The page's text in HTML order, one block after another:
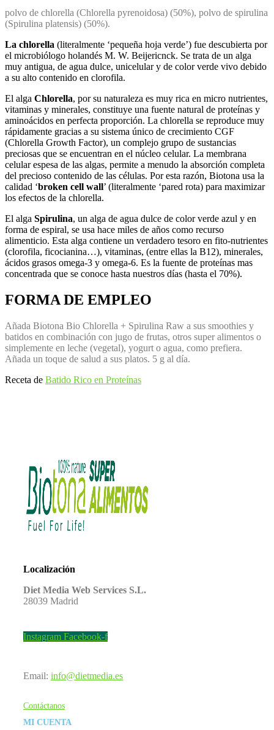
polvo de chlorella (Chlorella pyrenoidosa) (50%), polvo de spirulina
(Spirulina platensis) (50%).
La chlorella (literalmente ‘pequeña hoja verde’) fue descubierta por
el microbiólogo holandés M. W. Beijericnck. Se trata de un alga
muy antigua, de agua dulce, unicelular y de color verde vivo debido
a su alto contenido en clorofila.
El alga Chlorella, por su naturaleza es muy rica en micro nutrientes,
vitaminas y minerales, constituye una fuente natural de proteínas y
aminoácidos en perfecta proporción. La chlorella se reproduce muy
rápidamente gracias a su sistema único de crecimiento CGF
(Chlorella Growth Factor), un complejo grupo de sustancias
preciosas que se encuentran en el núcleo celular. La membrana
celular espesa de las algas, permite a menudo la absorción completa
del precioso contenido de las células. Por esta razón, Biotona usa la
calidad ‘broken cell wall’ (literalmente ‘pared rota) para maximizar
los efectos de la chlorella.
El alga Spirulina, un alga de agua dulce de color verde azul y en
forma de espiral, se usa hace miles de años como recurso
alimenticio. Esta alga contiene un verdadero tesoro en fito-nutrientes
(clorofila, ficocianina…), vitaminas, (entre ellas la B12), minerales,
ácidos grasos omega-3 y omega-6. Es la fuente de proteínas mas
concentrada que se conoce hasta nuestros días (hasta el 70%).
FORMA DE EMPLEO
Añada Biotona Bio Chlorella + Spirulina Raw a sus smoothies y
batidos en combinación con jugo de frutas, otros super alimentos o
simplemente en leche (vegetal), yogurt o agua, como prefiera.
Añada un toque de salud a sus platos. 5 g al día.
Receta de Batido Rico en Proteínas
Localización
Diet Media Web Services S.L.
28039 Madrid
Instagram Facebook-f
Email: info@dietmedia.es
Contáctanos
MI CUENTA